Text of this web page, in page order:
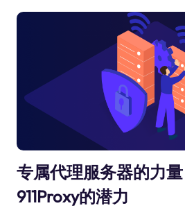
专属代理服务器的力
911Proxy的潜力